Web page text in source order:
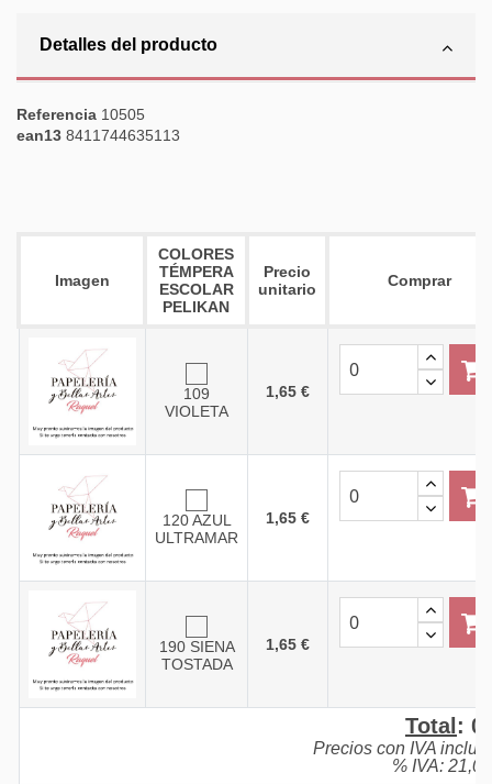
Detalles del producto
Referencia 10505
ean13 8411744635113
Imagen
COLORES
TÉMPERA
ESCOLAR
PELIKAN
Precio
unitario
Comprar
109
VIOLETA
1,65 €
120 AZUL
ULTRAMAR
1,65 €
190 SIENA
TOSTADA
1,65 €
Total :
Precios con IVA
% IVA: